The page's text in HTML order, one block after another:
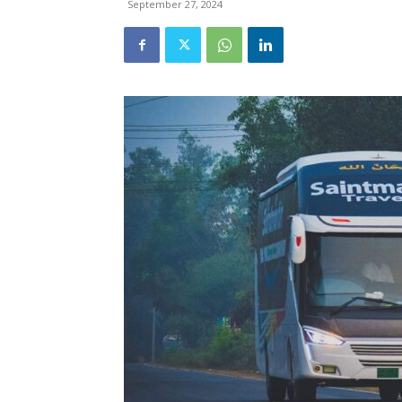
September 27, 2024